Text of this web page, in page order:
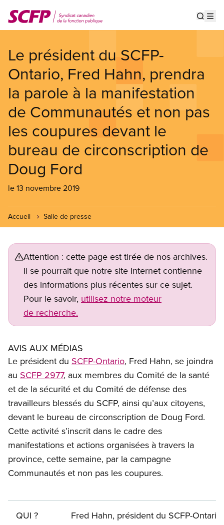
au
contenu
Le président du SCFP-
Ontario, Fred Hahn, prendra
la parole à la manifestation
de Communautés et non pas
les coupures devant le
bureau de circonscription de
Doug Ford
le 13 novembre 2019
Accueil Salle de presse
Attention : cette page est tirée de nos archives.
Il se pourrait que notre site Internet contienne
des informations plus récentes sur ce sujet.
Pour le savoir, utilisez notre moteur
de recherche.
AVIS AUX MÉDIAS
Le président du SCFP-Ontario, Fred Hahn, se joindra
au SCFP 2977, aux membres du Comité de la santé
et de la sécurité et du Comité de défense des
travailleurs blessés du SCFP, ainsi qu’aux citoyens,
devant le bureau de circonscription de Doug Ford.
Cette activité s’inscrit dans le cadre des
manifestations et actions organisées à travers la
province, cette semaine, par la campagne
Communautés et non pas les coupures.
QUI ? Fred Hahn, président du SCFP-Ontario